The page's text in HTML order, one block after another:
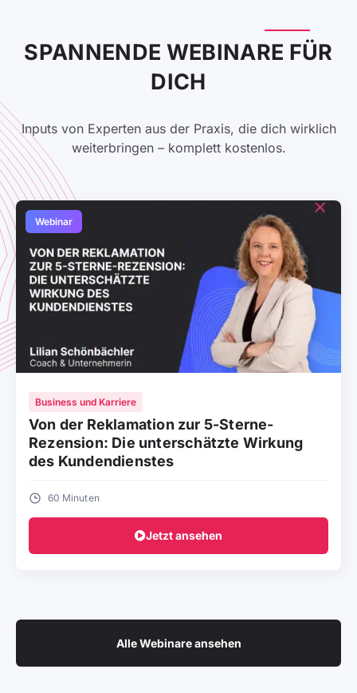
SPANNENDE WEBINARE FÜR
DICH
Inputs von Experten aus der Praxis, die dich wirklich
weiterbringen – komplett kostenlos.
Webinar
Business und Karriere
Von der Reklamation zur 5-Sterne-
Rezension: Die unterschätzte Wirkung
des Kundendienstes
60 Minuten
Jetzt ansehen
Alle Webinare ansehen